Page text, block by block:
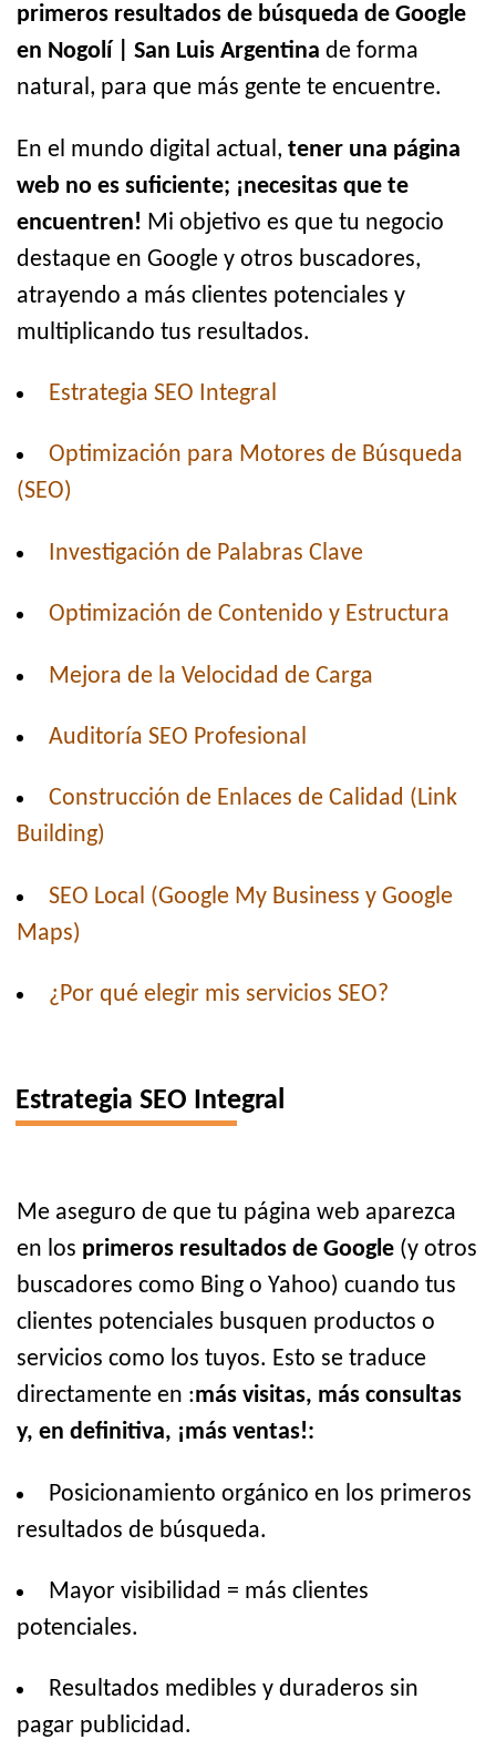
primeros resultados de búsqueda de Google
en Nogolí | San Luis Argentina de forma
natural, para que más gente te encuentre.
En el mundo digital actual, tener una página
web no es suficiente; ¡necesitas que te
encuentren! Mi objetivo es que tu negocio
destaque en Google y otros buscadores,
atrayendo a más clientes potenciales y
multiplicando tus resultados.
Estrategia SEO Integral
Optimización para Motores de Búsqueda
(SEO)
Investigación de Palabras Clave
Optimización de Contenido y Estructura
Mejora de la Velocidad de Carga
Auditoría SEO Profesional
Construcción de Enlaces de Calidad (Link
Building)
SEO Local (Google My Business y Google
Maps)
¿Por qué elegir mis servicios SEO?
Estrategia SEO Integral
Me aseguro de que tu página web aparezca
en los primeros resultados de Google (y otros
buscadores como Bing o Yahoo) cuando tus
clientes potenciales busquen productos o
servicios como los tuyos. Esto se traduce
directamente en :más visitas, más consultas
y, en definitiva, ¡más ventas!:
Posicionamiento orgánico en los primeros
resultados de búsqueda.
Mayor visibilidad = más clientes
potenciales.
Resultados medibles y duraderos sin
pagar publicidad.